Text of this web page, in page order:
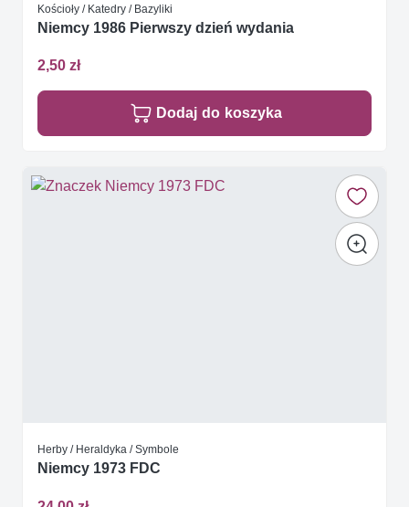
Kościoły / Katedry / Bazyliki
Niemcy 1986 Pierwszy dzień wydania
2,50 zł
Dodaj do koszyka
Herby / Heraldyka / Symbole
Niemcy 1973 FDC